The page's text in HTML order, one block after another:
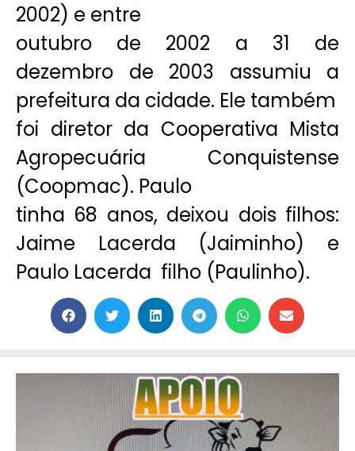
2002) e entre
outubro de 2002 a 31 de
dezembro de 2003 assumiu a
prefeitura da cidade. Ele também
foi diretor da Cooperativa Mista
Agropecuária Conquistense
(Coopmac). Paulo
tinha 68 anos, deixou dois filhos:
Jaime Lacerda (Jaiminho) e
Paulo Lacerda filho (Paulinho).